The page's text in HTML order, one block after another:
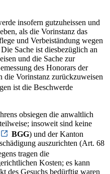
insofern gutzuheissen und
als die Vorinstanz das
und Verbeiständung wegen
Sache ist diesbezüglich an
und die Sache zur
des Honorars der
die Vorinstanz zurückzuweisen
ist die Beschwerde
obsiegen die anwaltlich
insoweit sind keine
BGG) und der Kanton
auszurichten (Art. 68
tragen die
Kosten; es kann
des Gesuchs bedürftig waren